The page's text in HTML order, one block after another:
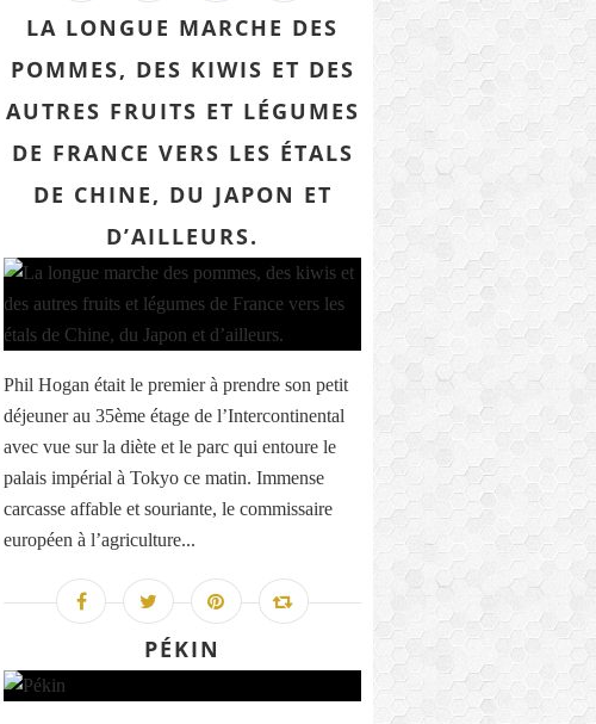
LA LONGUE MARCHE DES
POMMES, DES KIWIS ET DES
AUTRES FRUITS ET LÉGUMES
DE FRANCE VERS LES ÉTALS
DE CHINE, DU JAPON ET
D’AILLEURS.
Phil Hogan était le premier à prendre son petit
déjeuner au 35ème étage de l’Intercontinental
avec vue sur la diète et le parc qui entoure le
palais impérial à Tokyo ce matin. Immense
carcasse affable et souriante, le commissaire
européen à l’agriculture...
PÉKIN